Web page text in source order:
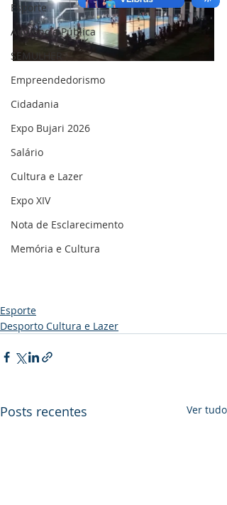
Esporte
Audiência Pública
SEMULHER
Empreendedorismo
Cidadania
Expo Bujari 2026
Salário
Cultura e Lazer
Expo XIV
Nota de Esclarecimento
Memória e Cultura
Esporte
Desporto Cultura e Lazer
Posts recentes Ver tudo